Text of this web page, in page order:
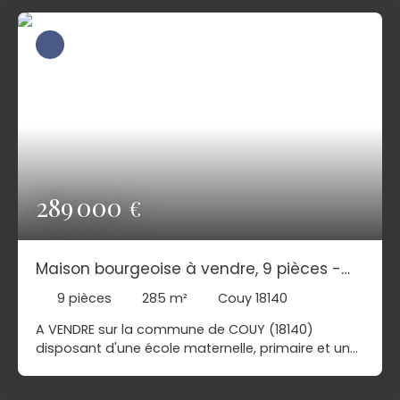
289 000€
Maison bourgeoise à vendre, 9 pièces -
Couy 18140
9 pièces 285 m²
Couy 18140
A VENDRE sur la commune de COUY (18140)
disposant d'une école maternelle, primaire et un